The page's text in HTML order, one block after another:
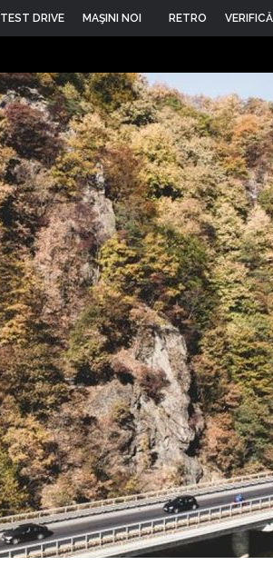
TEST DRIVE MAŞINI NOI RETRO